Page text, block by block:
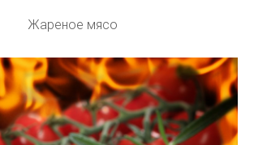
Жареное мясо